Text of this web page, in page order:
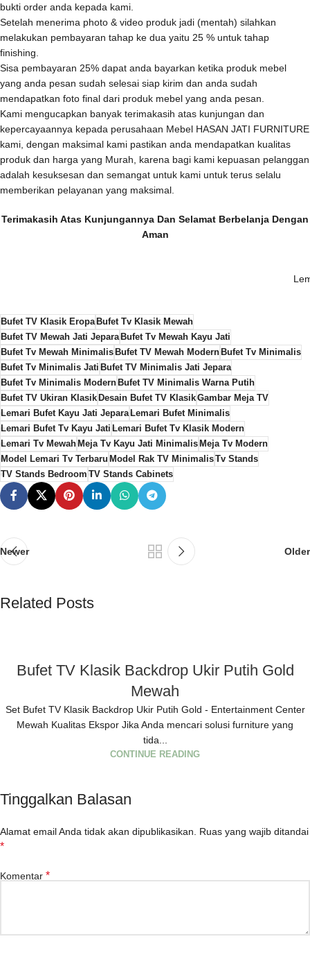
bukti order anda kepada kami.
Setelah menerima photo & video produk jadi (mentah) silahkan
melakukan pembayaran tahap ke dua yaitu 25 % untuk tahap
finishing.
Sisa pembayaran 25% dapat anda bayarkan ketika produk mebel
yang anda pesan sudah selesai siap kirim dan anda sudah
mendapatkan foto final dari produk mebel yang anda pesan.
Kami mengucapkan banyak terimakasih atas kunjungan dan
kepercayaannya kepada perusahaan Mebel HASAN JATI FURNITURE
kami, dengan maksimal kami pastikan anda mendapatkan kualitas
produk dan harga yang Murah, karena bagi kami kepuasan pelanggan
adalah kesuksesan dan semangat untuk kami untuk terus selalu
memberikan pelayanan yang maksimal.
Terimakasih Atas Kunjungannya Dan Selamat Berbelanja Dengan
Aman
Bufet TV Klasik EropaBufet Tv Klasik Mewah
Bufet TV Mewah Jati JeparaBufet Tv Mewah Kayu Jati
Bufet Tv Mewah MinimalisBufet TV Mewah ModernBufet Tv Minimalis
Bufet Tv Minimalis Jati Bufet TV Minimalis Jati Jepara
Bufet Tv Minimalis ModernBufet TV Minimalis Warna Putih
Bufet TV Ukiran KlasikDesain Bufet TV KlasikGambar Meja TV
Lemari Bufet Kayu Jati JeparaLemari Bufet Minimalis
Lemari Bufet Tv Kayu Jati Lemari Bufet Tv Klasik Modern
Lemari Tv MewahMeja Tv Kayu Jati MinimalisMeja Tv Modern
Model Lemari Tv Terbaru Model Rak TV MinimalisTv Stands
TV Stands Bedroom TV Stands Cabinets
Newer Older
Related Posts
Bufet TV Klasik Backdrop Ukir Putih Gold
Mewah
Set Bufet TV Klasik Backdrop Ukir Putih Gold - Entertainment Center
Mewah Kualitas Ekspor Jika Anda mencari solusi furniture yang
tida...
CONTINUE READING
Tinggalkan Balasan
Alamat email Anda tidak akan dipublikasikan. Ruas yang wajib ditandai
*
Komentar *